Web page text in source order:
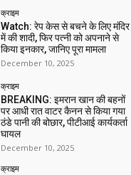
क्राइम
Watch: रेप केस से बचने के लिए मंदिर
में की शादी, फिर पत्नी को अपनाने से
किया इनकार, जानिए पूरा मामला
December 10, 2025
क्राइम
BREAKING: इमरान खान की बहनों
पर आधी रात वाटर कैनन से किया गया
ठंडे पानी की बोछार, पीटीआई कार्यकर्ता
घायल
December 10, 2025
क्राइम